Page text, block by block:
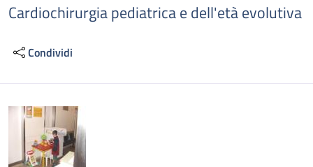
Cardiochirurgia pediatrica e dell'età evolutiva
Condividi
Descrizione